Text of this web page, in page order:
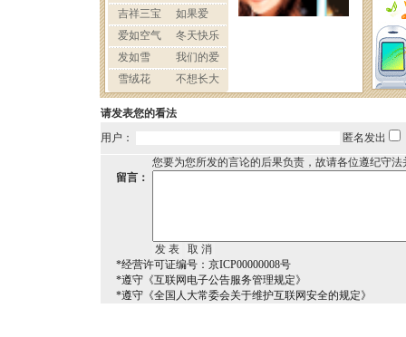
请发表您的看法
用户：
匿名发出
您要为您所发的言论的后果负责，故请各位遵纪守
留言：
*经营许可证编号：京ICP00000008号
*遵守《互联网电子公告服务管理规定》
*遵守《全国人大常委会关于维护互联网安全的规定》